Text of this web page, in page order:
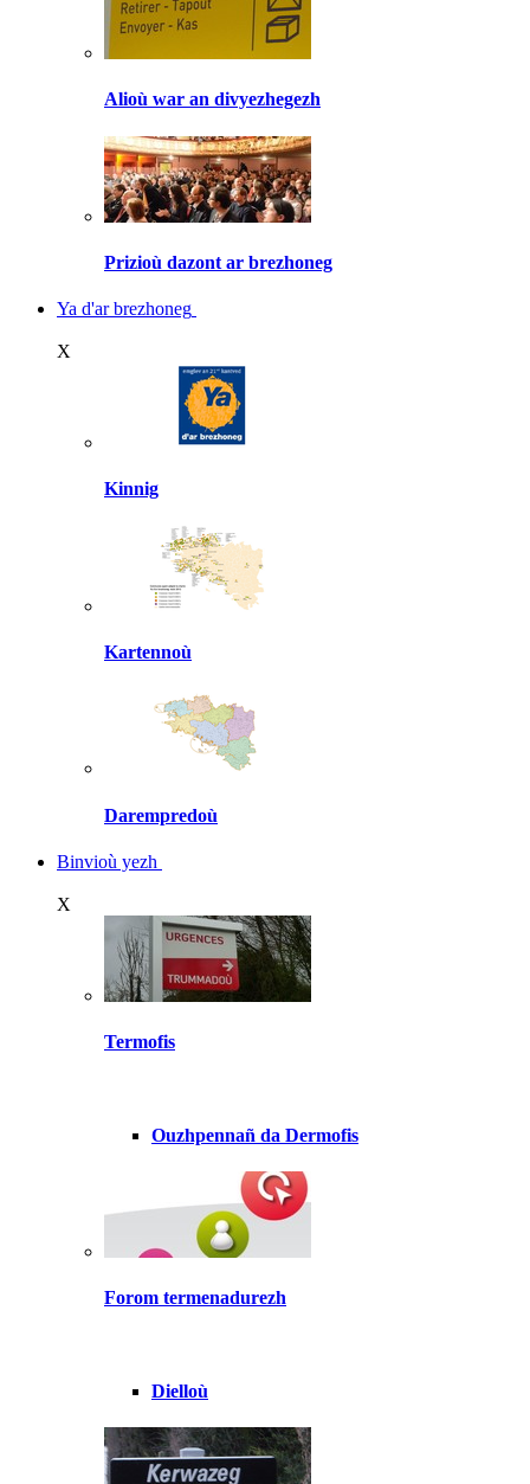
Alioù war an divyezhegezh
Prizioù dazont ar brezhoneg
Ya d'ar brezhoneg
X
Kinnig
Kartennoù
Darempredoù
Binvioù yezh
X
Termofis
Ouzhpennañ da Dermofis
Forom termenadurezh
Dielloù